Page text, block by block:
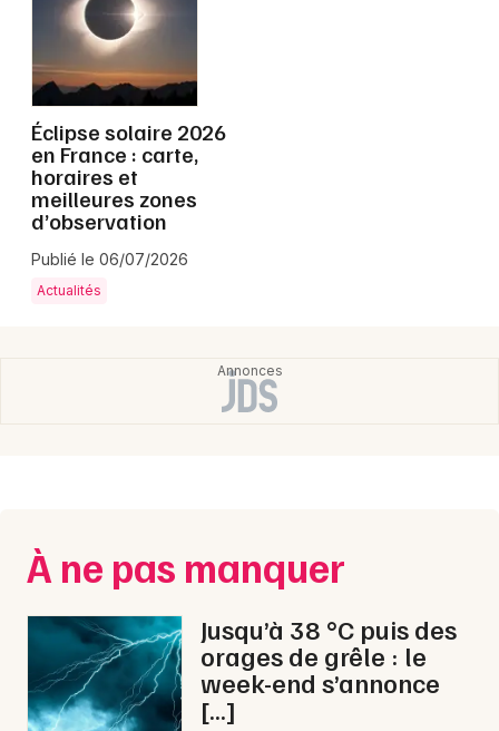
Sports
Soirées
Sorties famille
Expos
Sorties & loisirs
Magazine à Brest
Paris
Strasbourg
Toulouse
Toutes les villes
Éclipse solaire 2026
en France : carte,
horaires et
meilleures zones
d’observation
Publié le 06/07/2026
Actualités
À ne pas manquer
Jusqu’à 38 °C puis des
orages de grêle : le
week-end s’annonce
[…]